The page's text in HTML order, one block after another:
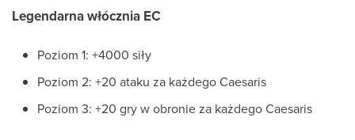
Legendarna włócznia EC
Poziom 1: +4000 siły
Poziom 2: +20 ataku za każdego Caesaris
Poziom 3: +20 gry w obronie za każdego Caesaris